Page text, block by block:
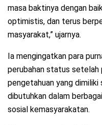
masa baktinya dengan
optimistis, dan terus
masyarakat,” ujarnya.
Ia mengingatkan para
perubahan status setelah
pengetahuan yang
dibutuhkan dalam
sosial kemasyarakatan.